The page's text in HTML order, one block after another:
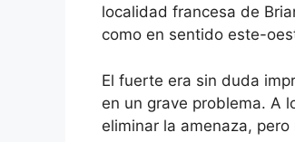
localidad francesa de
como en sentido este-
El fuerte era sin duda
en un grave problema. A
eliminar la amenaza,